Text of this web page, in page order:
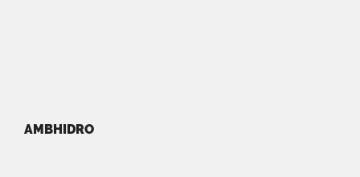
AMBHIDRO